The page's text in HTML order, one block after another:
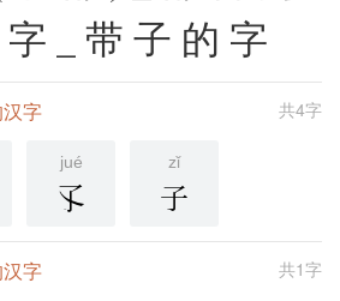
_带子的字
共4字
字
jué
孓
zǐ
子
共1字
字